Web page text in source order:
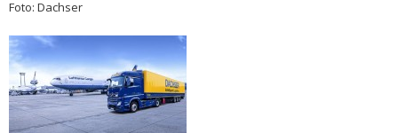
Foto: Dachser